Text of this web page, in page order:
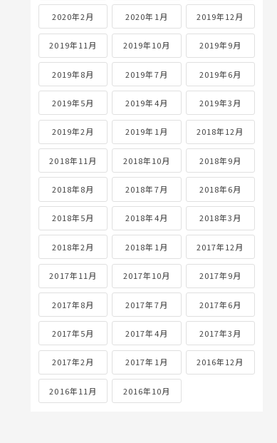
2020年2月 2020年1月 2019年12月
2019年11月 2019年10月 2019年9月
2019年8月 2019年7月 2019年6月
2019年5月 2019年4月 2019年3月
2019年2月 2019年1月 2018年12月
2018年11月 2018年10月 2018年9月
2018年8月 2018年7月 2018年6月
2018年5月 2018年4月 2018年3月
2018年2月 2018年1月 2017年12月
2017年11月 2017年10月 2017年9月
2017年8月 2017年7月 2017年6月
2017年5月 2017年4月 2017年3月
2017年2月 2017年1月 2016年12月
2016年11月 2016年10月